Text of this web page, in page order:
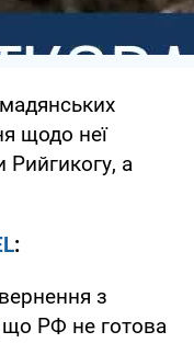
щодо неї
Рийгикогу, а
:
з
що РФ не готова